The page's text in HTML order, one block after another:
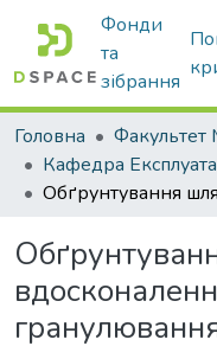
Фонди
та
зібрання
Головна